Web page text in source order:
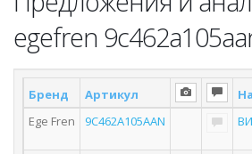
egefren
Бренд Артикул
Ege Fren
9C462A105AAN